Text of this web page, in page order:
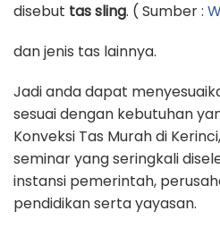
disebut tas sling. ( Sumber :
dan jenis tas lainnya.
Jadi anda dapat
sesuai dengan kebutuhan
Konveksi Tas Murah di
seminar yang seringkali
instansi pemerintah,
pendidikan serta yayasan.